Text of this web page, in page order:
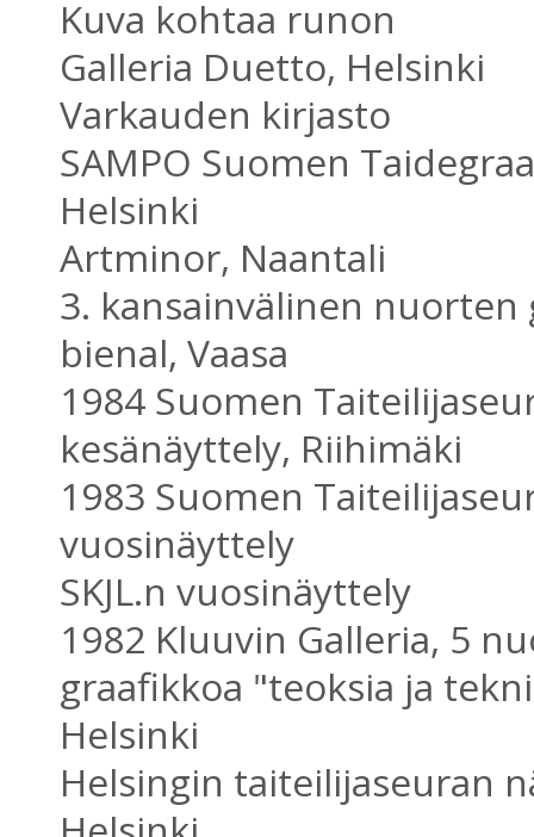
Kuva kohtaa runon
Galleria Duetto, Helsinki
Varkauden kirjasto
SAMPO Suomen
Helsinki
Artminor, Naantali
3. kansainvälinen nuorten
bienal, Vaasa
1984 Suomen
kesänäyttely, Riihimäki
1983 Suomen
vuosinäyttely
SKJL.n vuosinäyttely
1982 Kluuvin Galleria, 5
graafikkoa "teoksia ja
Helsinki
Helsingin taiteilijaseuran